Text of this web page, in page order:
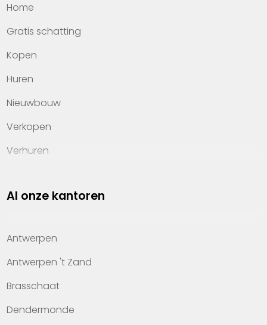
Home
Gratis schatting
Kopen
Huren
Nieuwbouw
Verkopen
Verhuren
Property management
Kennis van wonen
Kantoren
Veelgestelde vragen
Werken bij Heylen Vastgoed
Al onze kantoren
Antwerpen
Antwerpen 't Zand
Brasschaat
Dendermonde